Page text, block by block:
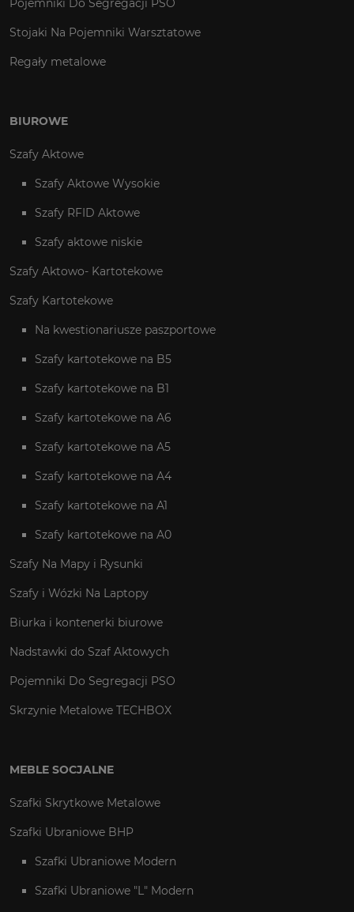
Pojemniki Do Segregacji PSO
Stojaki Na Pojemniki Warsztatowe
Regały metalowe
BIUROWE
Szafy Aktowe
Szafy Aktowe Wysokie
Szafy RFID Aktowe
Szafy aktowe niskie
Szafy Aktowo- Kartotekowe
Szafy Kartotekowe
Na kwestionariusze paszportowe
Szafy kartotekowe na B5
Szafy kartotekowe na B1
Szafy kartotekowe na A6
Szafy kartotekowe na A5
Szafy kartotekowe na A4
Szafy kartotekowe na A1
Szafy kartotekowe na A0
Szafy Na Mapy i Rysunki
Szafy i Wózki Na Laptopy
Biurka i kontenerki biurowe
Nadstawki do Szaf Aktowych
Pojemniki Do Segregacji PSO
Skrzynie Metalowe TECHBOX
MEBLE SOCJALNE
Szafki Skrytkowe Metalowe
Szafki Ubraniowe BHP
Szafki Ubraniowe Modern
Szafki Ubraniowe "L" Modern